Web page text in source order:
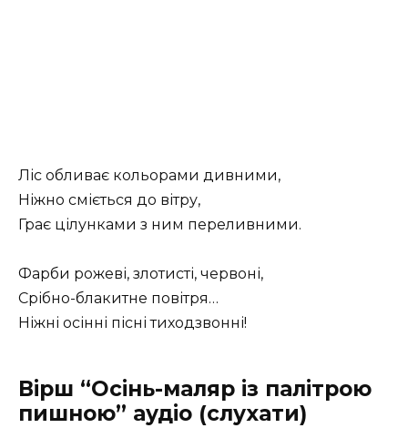
Ліс обливає кольорами дивними,
Ніжно сміється до вітру,
Грає цілунками з ним переливними.
Фарби рожеві, злотисті, червоні,
Срібно-блакитне повітря…
Ніжні осінні пісні тиходзвонні!
Вірш “Осінь-маляр із палітрою
пишною” аудіо (слухати)